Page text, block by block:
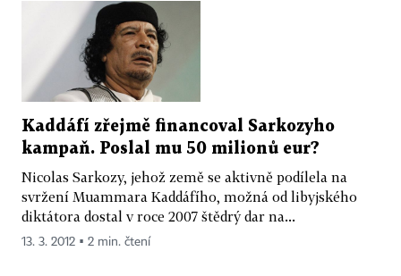
Kaddáfí zřejmě financoval Sarkozyho
kampaň. Poslal mu 50 milionů eur?
Nicolas Sarkozy, jehož země se aktivně podílela na
svržení Muammara Kaddáfího, možná od libyjského
diktátora dostal v roce 2007 štědrý dar na...
13. 3. 2012 ▪ 2 min. čtení